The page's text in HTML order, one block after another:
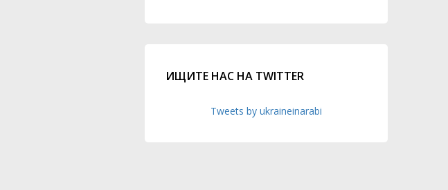
ИЩИТЕ НАС НА TWITTER
Tweets by ukraineinarabi